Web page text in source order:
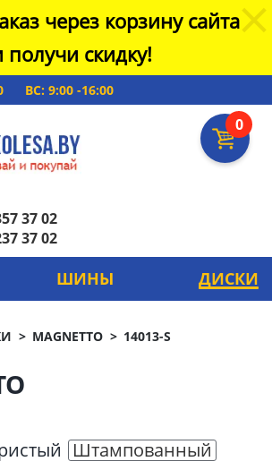
через корзину сайта
получи скидку!
ВС: 9:00 -16:00
0
37 02
37 02
ШИНЫ ДИСКИ
MAGNETTO 14013-S
Штампованный